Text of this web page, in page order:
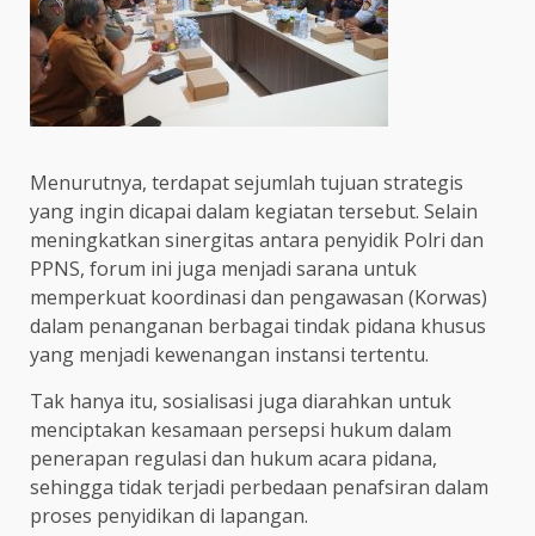
Menurutnya, terdapat sejumlah tujuan strategis
yang ingin dicapai dalam kegiatan tersebut. Selain
meningkatkan sinergitas antara penyidik Polri dan
PPNS, forum ini juga menjadi sarana untuk
memperkuat koordinasi dan pengawasan (Korwas)
dalam penanganan berbagai tindak pidana khusus
yang menjadi kewenangan instansi tertentu.
Tak hanya itu, sosialisasi juga diarahkan untuk
menciptakan kesamaan persepsi hukum dalam
penerapan regulasi dan hukum acara pidana,
sehingga tidak terjadi perbedaan penafsiran dalam
proses penyidikan di lapangan.